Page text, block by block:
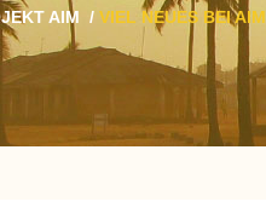
AIM / VIEL NEUES BEI AIM